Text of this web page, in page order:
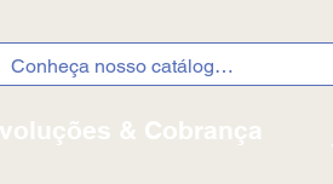
& Cobrança